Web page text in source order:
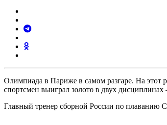
Олимпиада в Париже в самом разгаре. На этот
спортсмен выиграл золото в двух
Главный тренер сборной России по плаванию